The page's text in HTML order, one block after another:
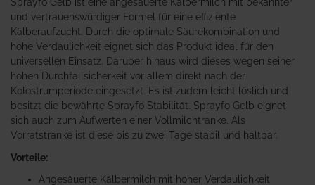
Sprayfo Gelb ist eine angesäuerte Kälbermilch mit bekannter
und vertrauenswürdiger Formel für eine effiziente
Kälberaufzucht. Durch die optimale Säurekombination und
hohe Verdaulichkeit eignet sich das Produkt ideal für den
universellen Einsatz. Darüber hinaus wird dieses wegen seiner
hohen Durchfallsicherkeit vor allem direkt nach der
Kolostrumperiode eingesetzt. Es ist zudem leicht löslich und
besitzt die bewährte Sprayfo Stabilität. Sprayfo Gelb eignet
sich auch zum Aufwerten einer Vollmilchtränke. Als
Vorratstränke ist diese bis zu zwei Tage stabil und haltbar.
Vorteile:
Angesäuerte Kälbermilch mit hoher Verdaulichkeit